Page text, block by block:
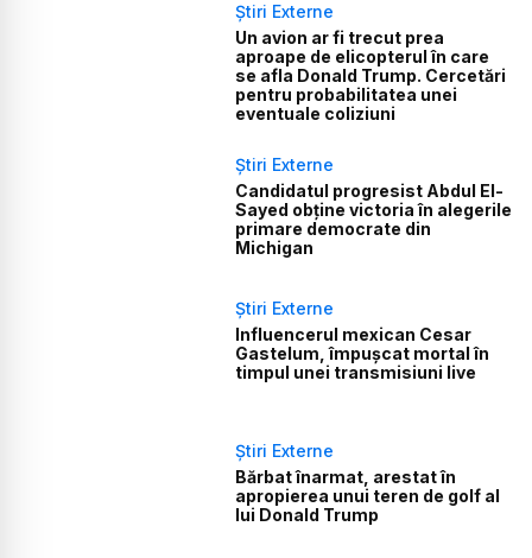
Știri Externe
Un avion ar fi trecut prea
aproape de elicopterul în care
se afla Donald Trump. Cercetări
pentru probabilitatea unei
eventuale coliziuni
Știri Externe
Candidatul progresist Abdul El-
Sayed obține victoria în alegerile
primare democrate din
Michigan
Știri Externe
Influencerul mexican Cesar
Gastelum, împușcat mortal în
timpul unei transmisiuni live
Știri Externe
Bărbat înarmat, arestat în
apropierea unui teren de golf al
lui Donald Trump